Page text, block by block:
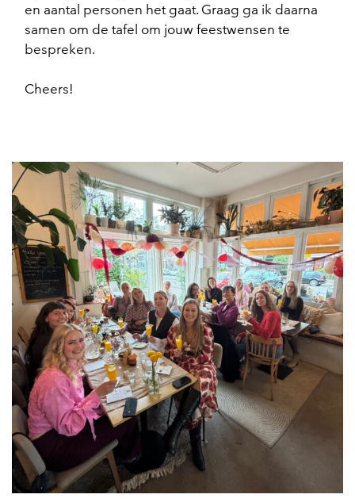
en aantal personen het gaat. Graag ga ik daarna
samen om de tafel om jouw feestwensen te
bespreken.
Cheers!